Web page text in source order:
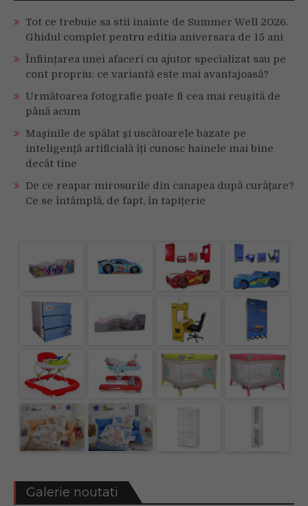
Tot ce trebuie sa stii inainte de Summer Well 2026.
Ghidul complet pentru editia aniversara de 15 ani
Înființarea unei afaceri cu ajutor specializat sau pe
cont propriu: ce variantă este mai avantajoasă?
Următoarea fotografie poate fi cea mai reușită de
până acum
Mașinile de spălat și uscătoarele bazate pe
inteligență artificială îți cunosc hainele mai bine
decât tine
De ce reapar mirosurile din canapea după curățare?
Ce se întâmplă, de fapt, în tapițerie
Galerie noutati